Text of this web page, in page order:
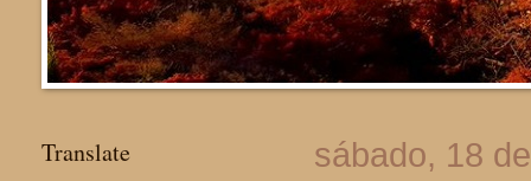
sábado, 18
Translate